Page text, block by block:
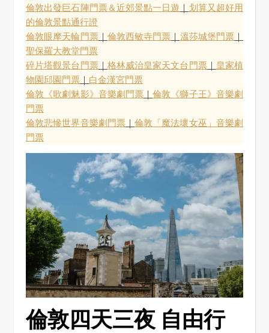
倫敦出發巨石陣門票＆近郊景點一日遊 ｜ 划算又超好用
的倫敦景點通行證
倫敦眼摩天輪門票｜ 倫敦西敏寺門票 ｜ 溫莎城堡門票 ｜
聖保羅大教堂門票
碎片塔觀景台門票｜ 格林威治皇家天文台門票｜ 皇家植
物園邱園門票 ｜ 白金漢宮門票
倫敦《歌劇魅影》音樂劇門票 ｜倫敦《獅子王》音樂劇
門票
倫敦悲慘世界音樂劇門票｜倫敦「魔法壞女巫」音樂劇
門票
倫敦四天三夜 自由行